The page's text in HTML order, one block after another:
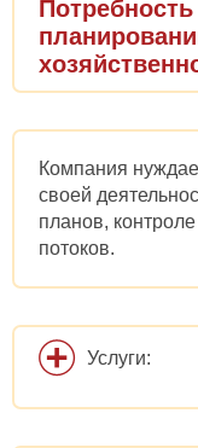
Компания
своей
планов,
потоков.
Услуги: